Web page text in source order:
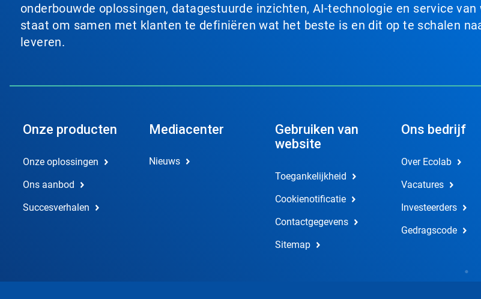
onderbouwde oplossingen, datagestuurde inzichten, AI-technologie en service
staat om samen met klanten te definiëren wat het beste is en dit op te schalen
leveren.
Onze producten
Onze oplossingen
Ons aanbod
Succesverhalen
Mediacenter
Nieuws
Gebruiken van
website
Toegankelijkheid
Cookienotificatie
Contactgegevens
Sitemap
Ons bedrijf
Over Ecolab
Vacatures
Investeerders
Gedragscode